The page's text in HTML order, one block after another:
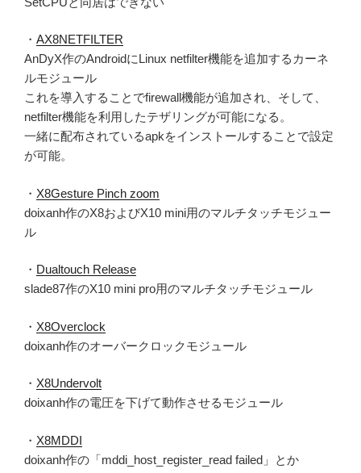
・ AX8NETFILTER
AnDyX作のAndroidにLinux netfilter機能を追加するカーネ
ルモジュール
これを導入することでfirewall機能が追加され、そして、
netfilter機能を利用したテザリングが可能になる。
一緒に配布されているapkをインストールすることで設定
が可能。
・ X8Gesture Pinch zoom
doixanh作のX8およびX10 mini用のマルチタッチモジュー
ル
・ Dualtouch Release
slade87作のX10 mini pro用のマルチタッチモジュール
・ X8Overclock
doixanh作のオーバークロックモジュール
・ X8Undervolt
doixanh作の電圧を下げて動作させるモジュール
・ X8MDDI
doixanh作の「mddi_host_register_read failed」とか